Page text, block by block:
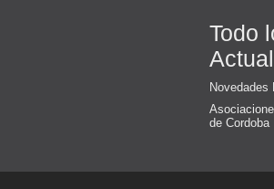
Todo
Novedades
de Cordoba